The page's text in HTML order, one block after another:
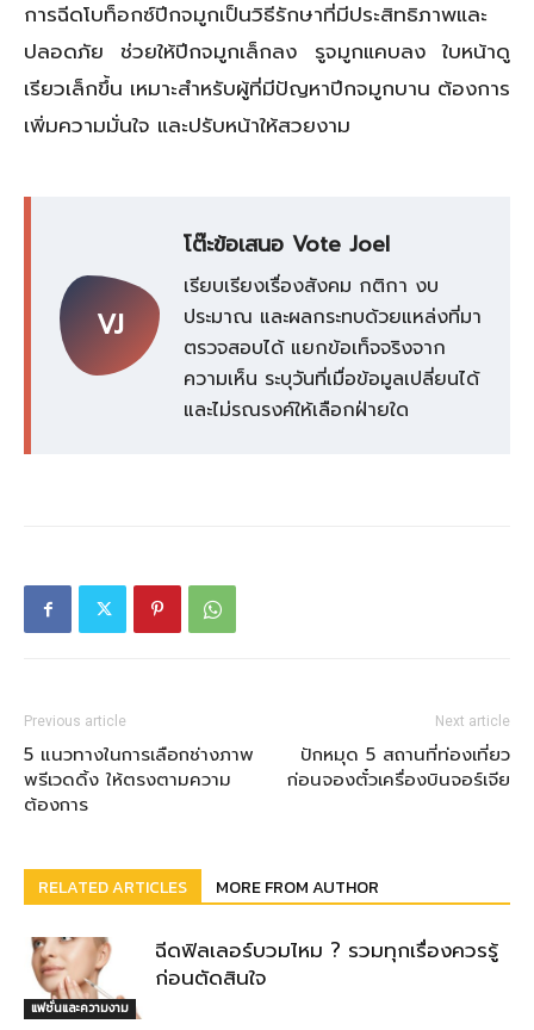
การฉีดโบท็อกซ์ปีกจมูกเป็นวิธีรักษาที่มีประสิทธิภาพและ
ปลอดภัย ช่วยให้ปีกจมูกเล็กลง รูจมูกแคบลง ใบหน้าดู
เรียวเล็กขึ้น เหมาะสำหรับผู้ที่มีปัญหาปีกจมูกบาน ต้องการ
เพิ่มความมั่นใจ และปรับหน้าให้สวยงาม
VJ
โต๊ะข้อเสนอ Vote Joel
เรียบเรียงเรื่องสังคม กติกา งบ
ประมาณ และผลกระทบด้วยแหล่งที่มา
ตรวจสอบได้ แยกข้อเท็จจริงจาก
ความเห็น ระบุวันที่เมื่อข้อมูลเปลี่ยนได้
และไม่รณรงค์ให้เลือกฝ่ายใด
Previous article
5 แนวทางในการเลือกช่างภาพ
พรีเวดดิ้ง ให้ตรงตามความ
ต้องการ
Next article
ปักหมุด 5 สถานที่ท่องเที่ยว
ก่อนจองตั๋วเครื่องบินจอร์เจีย
RELATED ARTICLES MORE FROM AUTHOR
แฟชั่นและความงาม
ฉีดฟิลเลอร์บวมไหม ? รวมทุกเรื่องควรรู้
ก่อนตัดสินใจ